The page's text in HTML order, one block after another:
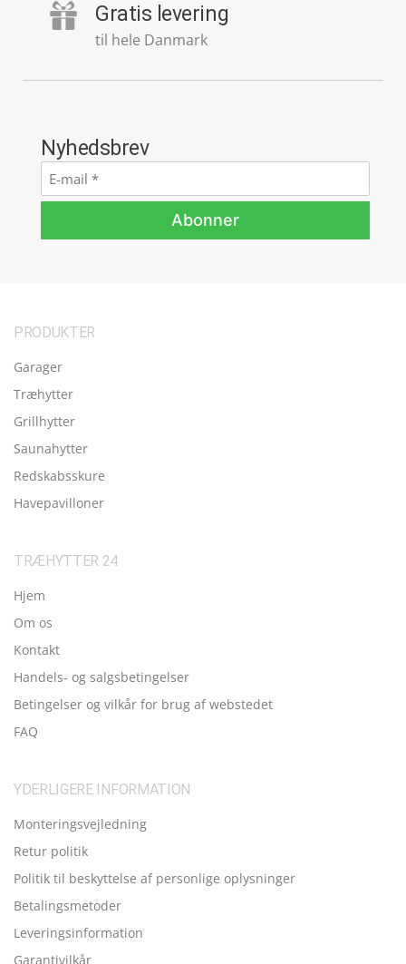
Gratis levering
til hele Danmark
Nyhedsbrev
E-
mail*
Abonner
PRODUKTER
Garager
Træhytter
Grillhytter
Saunahytter
Redskabsskure
Havepavilloner
TRÆHYTTER 24
Hjem
Om os
Kontakt
Handels- og salgsbetingelser
Betingelser og vilkår for brug af webstedet
FAQ
YDERLIGERE INFORMATION
Monteringsvejledning
Retur politik
Politik til beskyttelse af personlige oplysninger
Betalingsmetoder
Leveringsinformation
Garantivilkår